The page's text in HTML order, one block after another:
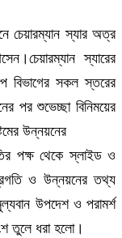
চেয়ারম্যান স্যার অত্র
স্যারের
বিভাগের সকল স্তরের
পর শুভেচ্ছা বিনিময়ের
উন্নয়নের
পক্ষ থেকে স্লাইড ও
ও উন্নয়নের তথ্য
উপদেশ ও পরামর্শ
তুলে ধরা হলো।